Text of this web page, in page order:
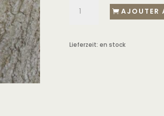
AJOUTER
Lieferzeit: en stock